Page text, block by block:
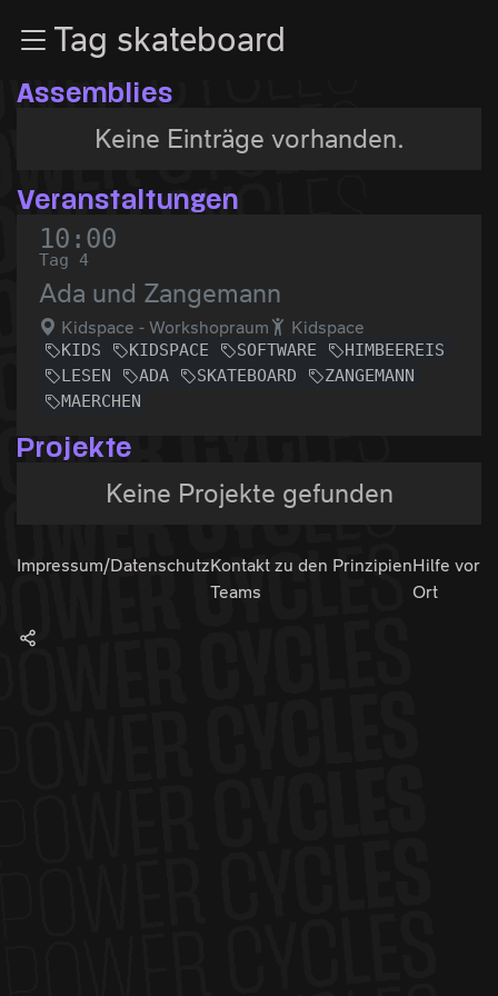
Zum InhaltTag skateboard
Assemblies
Keine Einträge vorhanden.
Veranstaltungen
10:00
Tag 4
Ada und Zangemann
Kidspace - Workshopraum Kidspace
KIDS KIDSPACE SOFTWARE
HIMBEEREIS
LESEN
ADA SKATEBOARD
ZANGEMANN
MAERCHEN
Projekte
Keine Projekte gefunden
Impressum/DatenschutzKontakt zu den
Teams
PrinzipienHilfe vor
Ort